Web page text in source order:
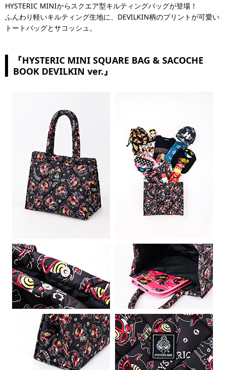
HYSTERIC MINIからスクエア型キルティングバッグが登場！
ふんわり軽いキルティング生地に、DEVILKIN柄のプリントが可愛い
トートバッグとサコッシュ。
『HYSTERIC MINI SQUARE BAG & SACOCHE
BOOK DEVILKIN ver.』